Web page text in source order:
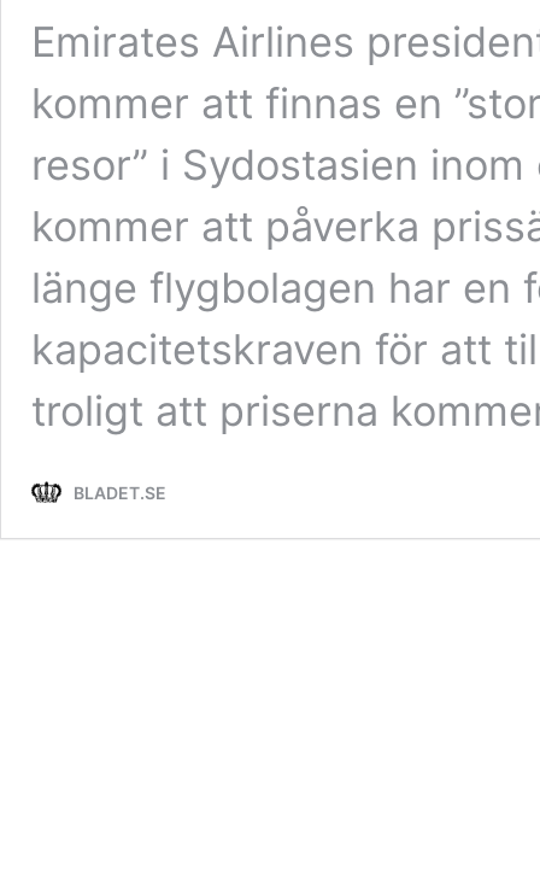
Emirates Airlines
kommer att finnas en
resor” i Sydostasien
kommer att påverka
länge flygbolagen har en
kapacitetskraven för att
troligt att priserna
BLADET.SE